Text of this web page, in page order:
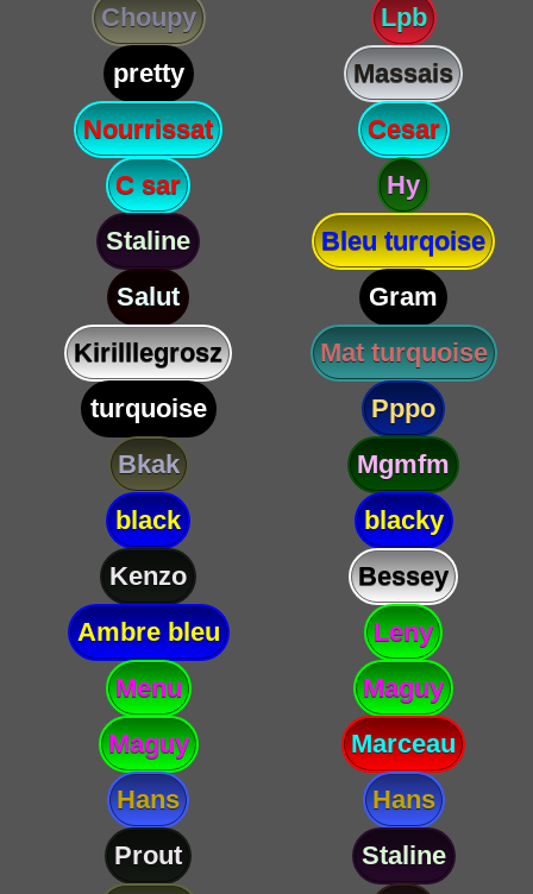
Choupy
Lpb
pretty
Massais
Nourrissat
Cesar
C sar
Hy
Staline
Bleu turqoise
Salut
Gram
Kirilllegrosz
Mat turquoise
turquoise
Pppo
Bkak
Mgmfm
black
blacky
Kenzo
Bessey
Ambre bleu
Leny
Menu
Maguy
Maguy
Marceau
Hans
Hans
Prout
Staline